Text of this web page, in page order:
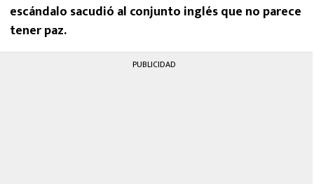
escándalo sacudió al conjunto inglés que no parece
tener paz.
PUBLICIDAD